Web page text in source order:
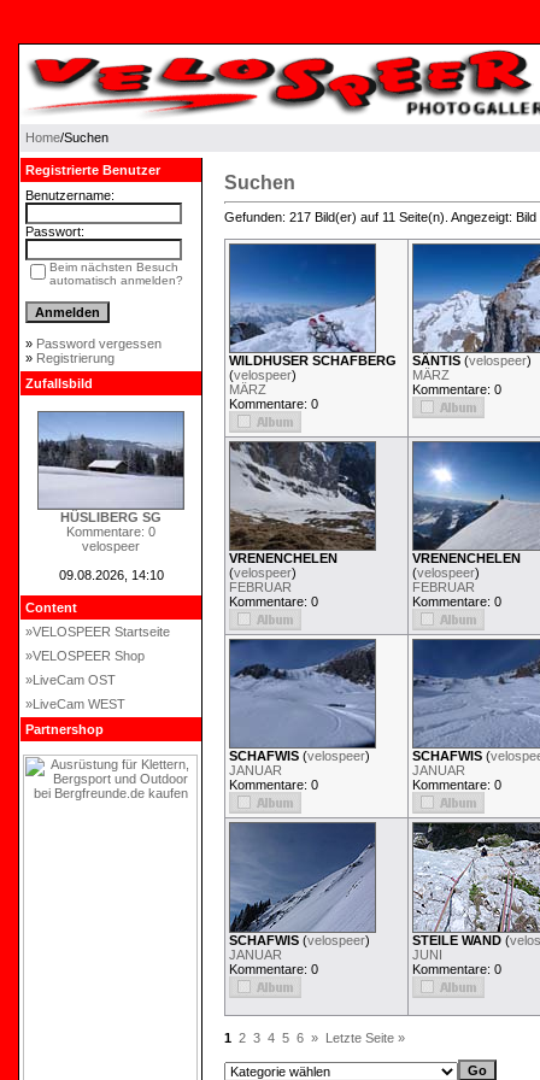
Home/Suchen
Registrierte Benutzer
Benutzername:
Passwort:
Beim nächsten Besuch
automatisch anmelden?
» Password vergessen
» Registrierung
Zufallsbild
HÜSLIBERG SG
Kommentare: 0
velospeer
09.08.2026, 14:10
Content
»VELOSPEER Startseite
»VELOSPEER Shop
»LiveCam OST
»LiveCam WEST
Partnershop
Suchen
Gefunden: 217 Bild(er) auf 11 Seite(n). Angezeigt: Bild
WILDHUSER SCHAFBERG
(velospeer)
MÄRZ
Kommentare: 0
SÄNTIS (velospeer)
MÄRZ
Kommentare: 0
VRENENCHELEN
(velospeer)
FEBRUAR
Kommentare: 0
VRENENCHELEN
(velospeer)
FEBRUAR
Kommentare: 0
SCHAFWIS (velospeer)
JANUAR
Kommentare: 0
SCHAFWIS (
JANUAR
Kommentare: 0
SCHAFWIS (velospeer)
JANUAR
Kommentare: 0
STEILE WAND (
JUNI
Kommentare: 0
1 2 3 4 5 6 » Letzte Seite »